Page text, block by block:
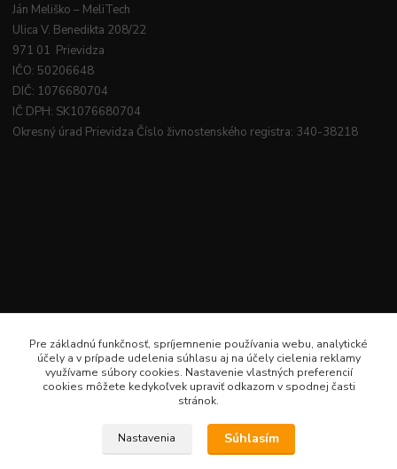
Ján Meliško – MeliTech
Ulica V. Benedikta 208/22
971 01 Prievidza
IČO: 50206648
DIČ: 1076680704
IČ DPH: SK1076680704
Okresný úrad Prievidza Číslo živnostenského registra: 340-38218
Pre základnú funkčnosť, spríjemnenie používania webu, analytické
účely a v prípade udelenia súhlasu aj na účely cielenia reklamy
využívame súbory cookies. Nastavenie vlastných preferencií
cookies môžete kedykoľvek upraviť odkazom v spodnej časti
stránok.
Nastavenia Súhlasím